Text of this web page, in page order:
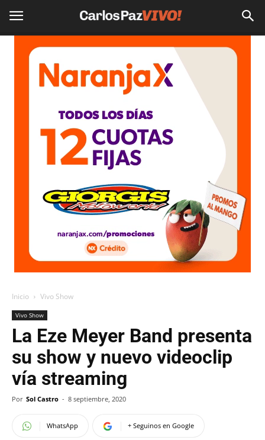
Inicio Vivo Show
Vivo Show
La Eze Meyer Band presenta
su show y nuevo videoclip
vía streaming
Por Sol Castro - 8 septiembre, 2020
WhatsApp + Seguinos en Google